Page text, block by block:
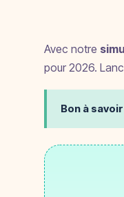
Avec notre
pour 2026.
Bon à